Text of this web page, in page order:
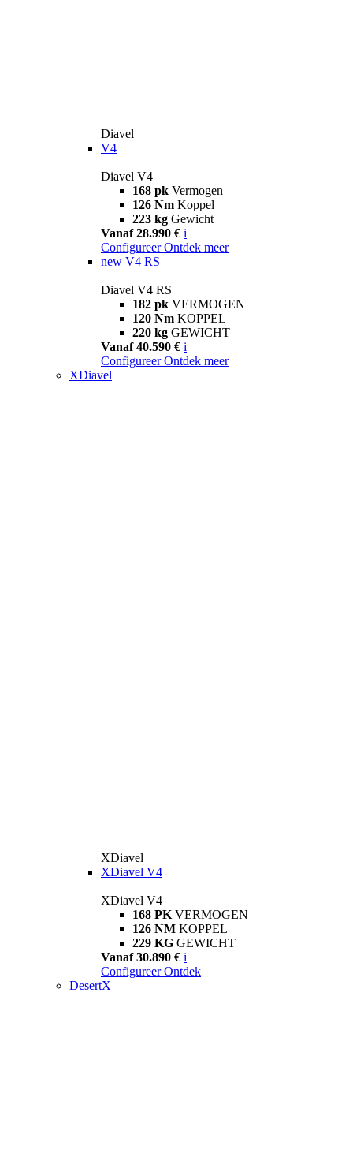
Diavel
V4
Diavel V4
168 pk Vermogen
126 Nm Koppel
223 kg Gewicht
Vanaf 28.990 € i
Configureer Ontdek meer
new V4 RS
Diavel V4 RS
182 pk VERMOGEN
120 Nm KOPPEL
220 kg GEWICHT
Vanaf 40.590 € i
Configureer Ontdek meer
XDiavel
XDiavel
XDiavel V4
XDiavel V4
168 PK VERMOGEN
126 NM KOPPEL
229 KG GEWICHT
Vanaf 30.890 € i
Configureer Ontdek
DesertX